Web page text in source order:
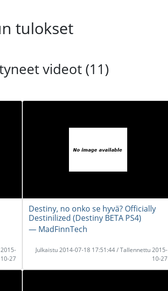
tulokset
videot (11)
10-27
Destiny, no onko se hyvä? Officially
Destinilized (Destiny BETA PS4)
― MadFinnTech
Julkaistu 2014-07-18 17:51:44 / Tallennettu 2015-
10-27